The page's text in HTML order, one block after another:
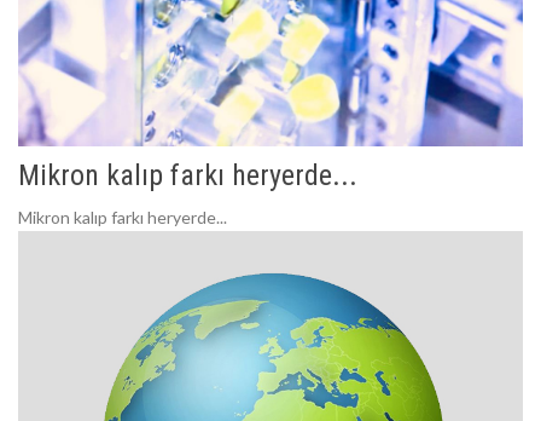
Mikron kalıp farkı heryerde...
Mikron kalıp farkı heryerde...